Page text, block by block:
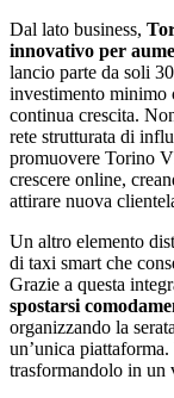
Dal lato business,
innovativo per
lancio parte da soli
investimento minimo
continua crescita.
rete strutturata di
promuovere Torino
crescere online,
attirare nuova
Un altro elemento
di taxi smart che
Grazie a questa
spostarsi
organizzando la
un’unica
trasformandolo in un